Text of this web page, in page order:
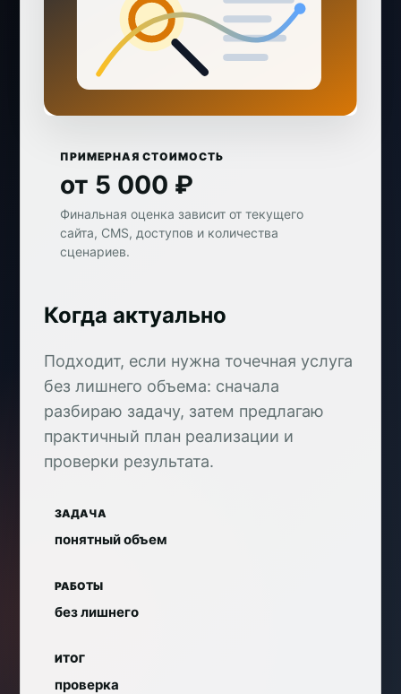
ПРИМЕРНАЯ СТОИМОСТЬ
от 5 000 ₽
Финальная оценка зависит от текущего
сайта, CMS, доступов и количества
сценариев.
Когда актуально
Подходит, если нужна точечная услуга
без лишнего объема: сначала
разбираю задачу, затем предлагаю
практичный план реализации и
проверки результата.
ЗАДАЧА
понятный объем
РАБОТЫ
без лишнего
ИТОГ
проверка